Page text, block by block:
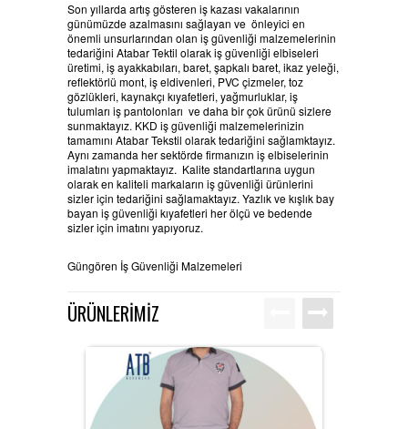
Son yıllarda artış gösteren iş kazası vakalarının
günümüzde azalmasını sağlayan ve önleyici en
önemli unsurlarından olan iş güvenliği malzemelerinin
tedariğini Atabar Tektil olarak iş güvenliği elbiseleri
üretimi, iş ayakkabıları, baret, şapkalı baret, ikaz yeleği,
reflektörlü mont, iş eldivenleri, PVC çizmeler, toz
gözlükleri, kaynakçı kıyafetleri, yağmurluklar, iş
tulumları iş pantolonları ve daha bir çok ürünü sizlere
sunmaktayız. KKD iş güvenliği malzemelerinizin
tamamını Atabar Tekstil olarak tedariğini sağlamktayız.
Aynı zamanda her sektörde firmanızın iş elbiselerinin
imalatını yapmaktayız. Kalite standartlarına uygun
olarak en kaliteli markaların iş güvenliği ürünlerini
sizler için tedariğini sağlamaktayız. Yazlık ve kışlık bay
bayan iş güvenliği kıyafetleri her ölçü ve bedende
sizler için imatını yapıyoruz.
Güngören İş Güvenliği Malzemeleri
ÜRÜNLERİMİZ